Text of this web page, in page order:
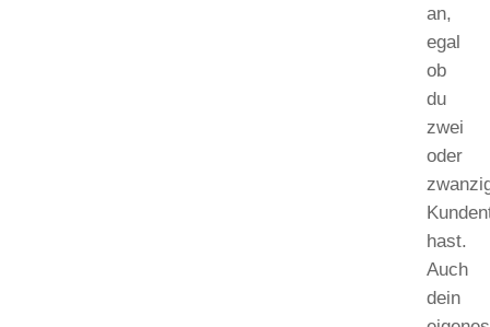
an,
egal
ob
du
zwei
oder
hast.
Auch
dein